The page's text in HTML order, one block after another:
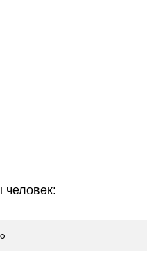
человек: